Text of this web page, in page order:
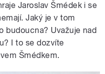
Jaroslav Šmédek i se
Jaký je v tom
budoucna? Uvažuje nad
I to se dozvíte
Šmédkem.